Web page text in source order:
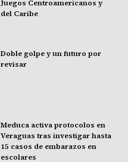
Juegos Centroamericanos y
del Caribe
Doble golpe y un futuro por
revisar
Meduca activa protocolos en
Veraguas tras investigar hasta
15 casos de embarazos en
escolares